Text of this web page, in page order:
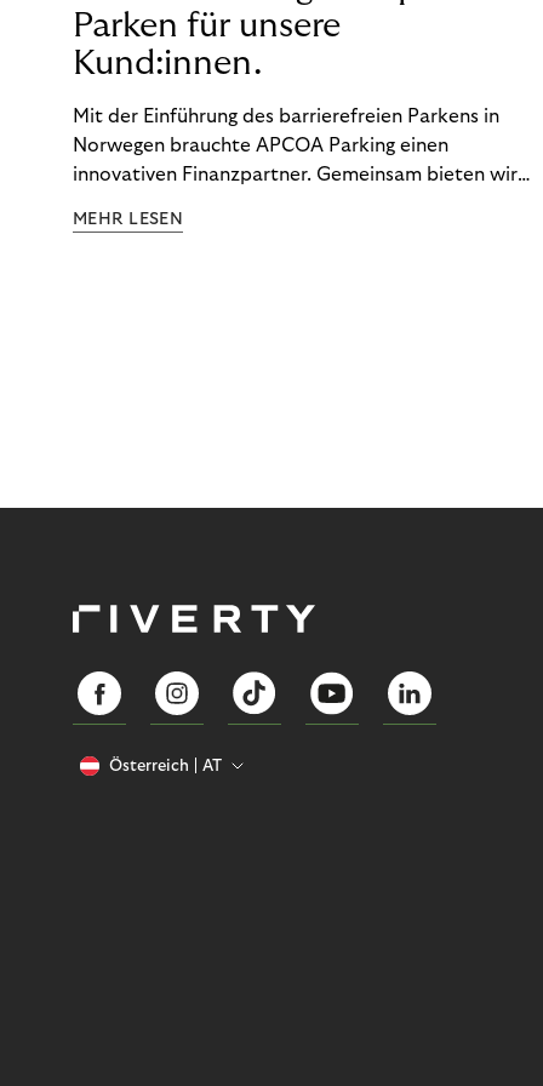
Parken für unsere
Kund:innen.
Mit der Einführung des barrierefreien Parkens in
Norwegen brauchte APCOA Parking einen
innovativen Finanzpartner. Gemeinsam bieten wir
Erlebnis.
MEHR LESEN
Österreich AT